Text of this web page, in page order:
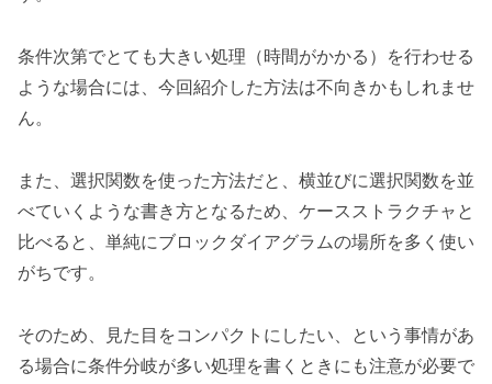
条件次第でとても大きい処理（時間がかかる）を行わせる
ような場合には、今回紹介した方法は不向きかもしれませ
ん。
また、選択関数を使った方法だと、横並びに選択関数を並
べていくような書き方となるため、ケースストラクチャと
比べると、単純にブロックダイアグラムの場所を多く使い
がちです。
そのため、見た目をコンパクトにしたい、という事情があ
る場合に条件分岐が多い処理を書くときにも注意が必要で